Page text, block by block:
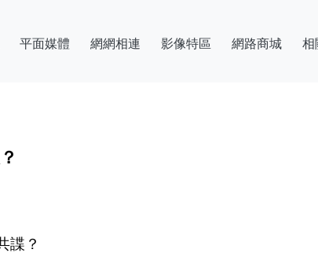
平面媒體 網網相連 影像特區 網路商城 相
諜？